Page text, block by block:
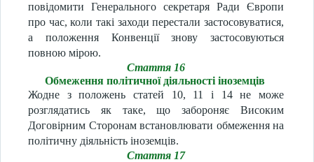
повідомити Генерального секретаря Ради Європи
про час, коли такі заходи перестали застосовуватися,
а положення Конвенції знову застосовуються
повною мірою.
Стаття 16
Обмеження політичної діяльності іноземців
Жодне з положень статей 10, 11 і 14 не може
розглядатись як таке, що забороняє Високим
Договірним Сторонам встановлювати обмеження на
політичну діяльність іноземців.
Стаття 17